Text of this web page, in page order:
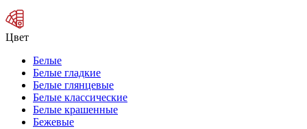
Цвет
Белые
Белые гладкие
Белые глянцевые
Белые классические
Белые крашенные
Бежевые